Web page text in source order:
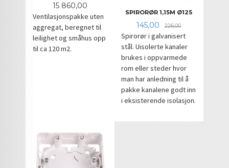
Pris
15 860,00
Ventilasjonspakke uten
aggregat, beregnet til
leilighet og småhus opp
til ca 120 m2.
SPIRORØR 1,15M Ø125
Tilbud
145,00 226,00Rabatt
Spirorør i galvanisert
stål. Uisolerte kanaler
brukes i oppvarmede
rom eller steder hvor
man har anledning til å
pakke kanalene godt inn
i eksisterende isolasjon.